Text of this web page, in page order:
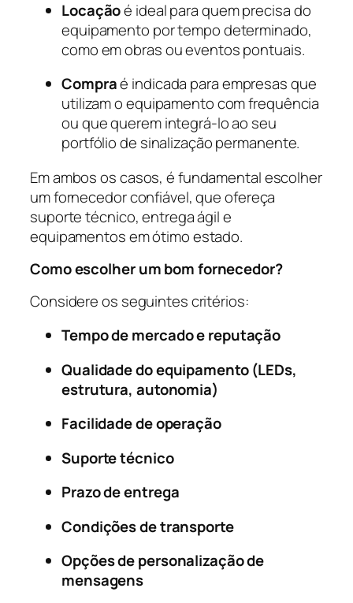
Locaçãoé ideal para quem precisa do
equipamento por tempo determinado,
como em obras ou eventos pontuais.
Compraé indicada para empresas que
utilizam o equipamento com frequência
ou que querem integrá-lo ao seu
portfólio de sinalização permanente.
Em ambos os casos, é fundamental escolher
um fornecedor confiável, que ofereça
suporte técnico, entrega ágil e
equipamentos em ótimo estado.
Como escolher um bom fornecedor?
Considere os seguintes critérios:
Tempo de mercado e reputação
Qualidade do equipamento (LEDs,
estrutura, autonomia)
Facilidade de operação
Suporte técnico
Prazo de entrega
Condições de transporte
Opções de personalização de
mensagens